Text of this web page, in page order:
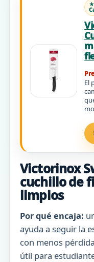
El
Victorinox
cuchillo de
limpios
Por qué encaja:
ayuda a seguir la
con menos
útil para